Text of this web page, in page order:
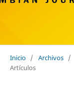
Inicio / Archivos /
Artículos